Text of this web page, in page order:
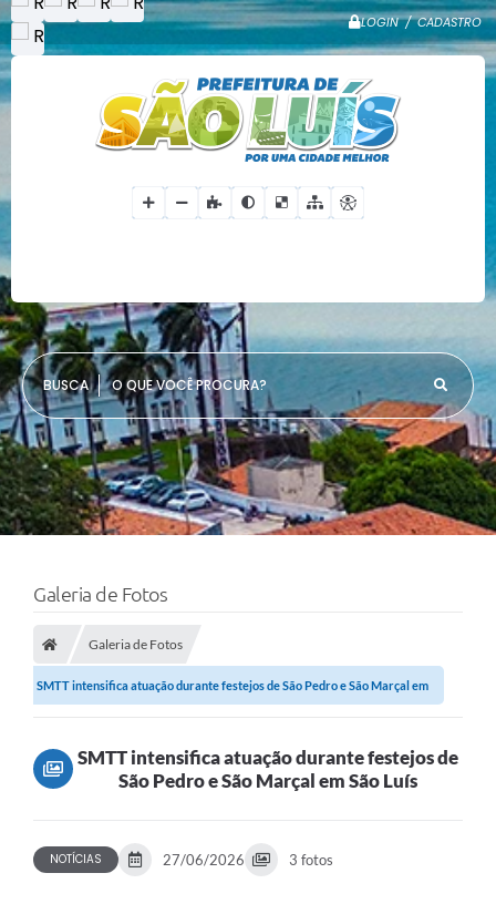
LOGIN / CADASTRO
O QUE VOCÊ PROCURA?
Galeria de Fotos
Galeria de Fotos
SMTT intensifica atuação durante festejos de São Pedro e São Marçal em
SMTT intensifica atuação durante festejos de
São Pedro e São Marçal em São Luís
NOTÍCIAS 27/06/2026 3 fotos